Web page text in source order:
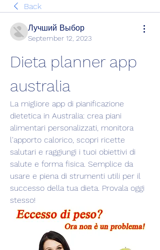
Back
Лучший Выбор
September 12, 2023
Dieta planner app
australia
La migliore app di pianificazione
dietetica in Australia: crea piani
alimentari personalizzati, monitora
l'apporto calorico, scopri ricette
salutari e raggiungi i tuoi obiettivi di
salute e forma fisica. Semplice da
usare e piena di strumenti utili per il
successo della tua dieta. Provala oggi
stesso!